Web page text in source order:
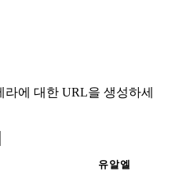
에 대한 URL을 생성하세
유알엘